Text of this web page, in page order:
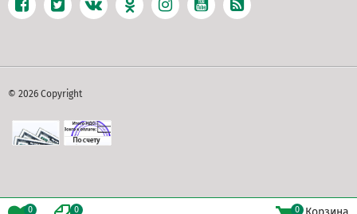
© 2026 Copyright
0 0 0